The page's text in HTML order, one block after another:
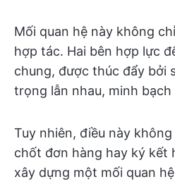
Mối quan hệ này không
hợp tác. Hai bên hợp lực
chung, được thúc đẩy bởi
trọng lẫn nhau, minh
Tuy nhiên, điều này
chốt đơn hàng hay ký kết
xây dựng một mối quan